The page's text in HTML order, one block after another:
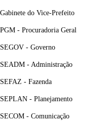
Gabinete do Vice-Prefeito
PGM - Procuradoria Geral
SEGOV - Governo
SEADM - Administração
SEFAZ - Fazenda
SEPLAN - Planejamento
SECOM - Comunicação